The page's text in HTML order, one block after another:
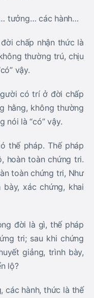
tưởng… các hành…
chấp nhận thức là
thường trú, chịu
vậy.
có trí ở đời chấp
hằng, không thường
nói là “có” vậy.
thế pháp. Thế pháp
hoàn toàn chứng tri.
toàn chứng tri, Như
xác chứng, khai
đời là gì, thế pháp
tri; sau khi chứng
giảng, trình bày,
lộ?
các hành, thức là thế